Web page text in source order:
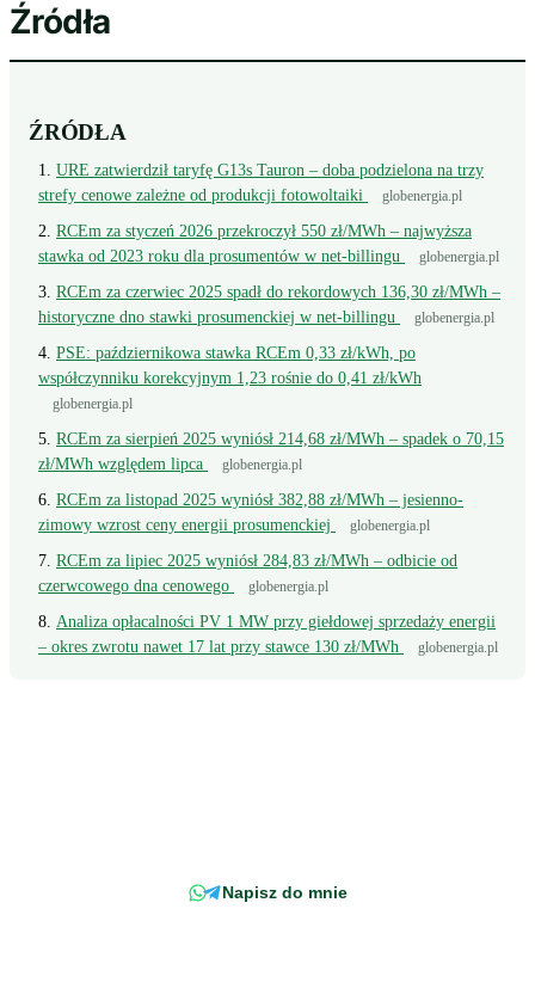
Źródła
ŹRÓDŁA
URE zatwierdził taryfę G13s Tauron – doba podzielona na trzy
strefy cenowe zależne od produkcji fotowoltaiki
globenergia.pl
RCEm za styczeń 2026 przekroczył 550 zł/MWh – najwyższa
stawka od 2023 roku dla prosumentów w net-billingu
globenergia.pl
RCEm za czerwiec 2025 spadł do rekordowych 136,30 zł/MWh –
historyczne dno stawki prosumenckiej w net-billingu
globenergia.pl
PSE: październikowa stawka RCEm 0,33 zł/kWh, po
współczynniku korekcyjnym 1,23 rośnie do 0,41 zł/kWh
globenergia.pl
RCEm za sierpień 2025 wyniósł 214,68 zł/MWh – spadek o 70,15
zł/MWh względem lipca
globenergia.pl
RCEm za listopad 2025 wyniósł 382,88 zł/MWh – jesienno-
zimowy wzrost ceny energii prosumenckiej
globenergia.pl
RCEm za lipiec 2025 wyniósł 284,83 zł/MWh – odbicie od
czerwcowego dna cenowego
globenergia.pl
Analiza opłacalności PV 1 MW przy giełdowej sprzedaży energii
– okres zwrotu nawet 17 lat przy stawce 130 zł/MWh
globenergia.pl
Napisz do mnie